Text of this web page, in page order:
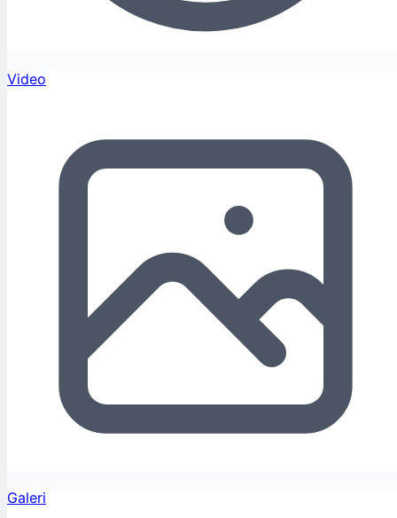
Video
Galeri